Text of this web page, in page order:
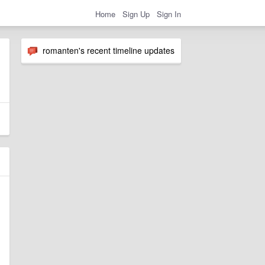
Home Sign Up Sign In
romanten's recent timeline updates